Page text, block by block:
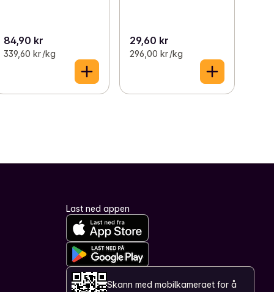
84,90 kr
339,60 kr /kg
29,60 kr
296,00 kr /kg
Last ned appen
Skann med mobilkameraet for å